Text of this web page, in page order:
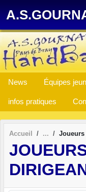
News Équipes
infos pratiques
Accueil Joueurs